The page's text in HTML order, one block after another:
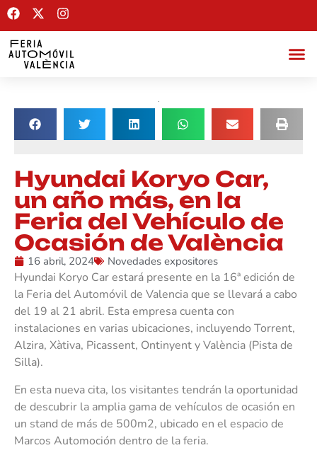
Hyundai Koryo Car,
un año más, en la
Feria del Vehículo de
Ocasión de València
16 abril, 2024 Novedades expositores
Hyundai Koryo Car estará presente en la 16ª edición de
la Feria del Automóvil de Valencia que se llevará a cabo
del 19 al 21 abril. Esta empresa cuenta con
instalaciones en varias ubicaciones, incluyendo Torrent,
Alzira, Xàtiva, Picassent, Ontinyent y València (Pista de
Silla).
En esta nueva cita, los visitantes tendrán la oportunidad
de descubrir la amplia gama de vehículos de ocasión en
un stand de más de 500m2, ubicado en el espacio de
Marcos Automoción dentro de la feria.